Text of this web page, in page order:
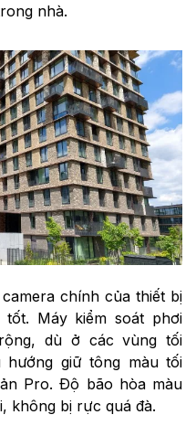
nhà.
chính của thiết bị
Máy kiểm soát phơi
dù ở các vùng tối
hướng giữ tông màu tối
Pro. Độ bão hòa màu
không bị rực quá đà.